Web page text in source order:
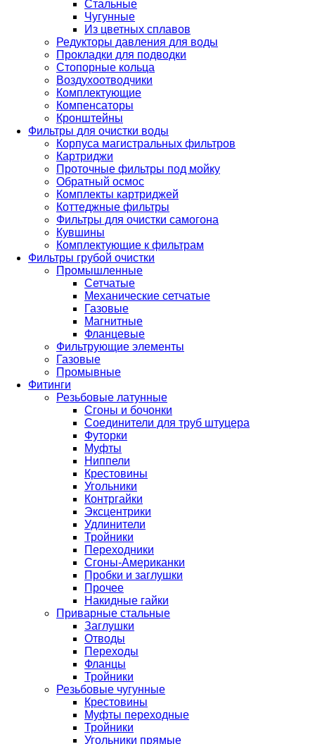
Стальные
Чугунные
Из цветных сплавов
Редукторы давления для воды
Прокладки для подводки
Стопорные кольца
Воздухоотводчики
Комплектующие
Компенсаторы
Кронштейны
Фильтры для очистки воды
Корпуса магистральных фильтров
Картриджи
Проточные фильтры под мойку
Обратный осмос
Комплекты картриджей
Коттеджные фильтры
Фильтры для очистки самогона
Кувшины
Комплектующие к фильтрам
Фильтры грубой очистки
Промышленные
Сетчатые
Механические сетчатые
Газовые
Магнитные
Фланцевые
Фильтрующие элементы
Газовые
Промывные
Фитинги
Резьбовые латунные
Сгоны и бочонки
Соединители для труб штуцера
Футорки
Муфты
Ниппели
Крестовины
Угольники
Контргайки
Эксцентрики
Удлинители
Тройники
Переходники
Сгоны-Американки
Пробки и заглушки
Прочее
Накидные гайки
Приварные стальные
Заглушки
Отводы
Переходы
Фланцы
Тройники
Резьбовые чугунные
Крестовины
Муфты переходные
Тройники
Угольники прямые